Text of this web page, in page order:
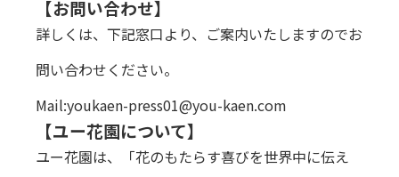
【お問い合わせ】
詳しくは、下記窓口より、ご案内いたしますのでお
問い合わせください。
Mail:youkaen-press01@you-kaen.com
【ユー花園について】
ユー花園は、「花のもたらす喜びを世界中に伝え